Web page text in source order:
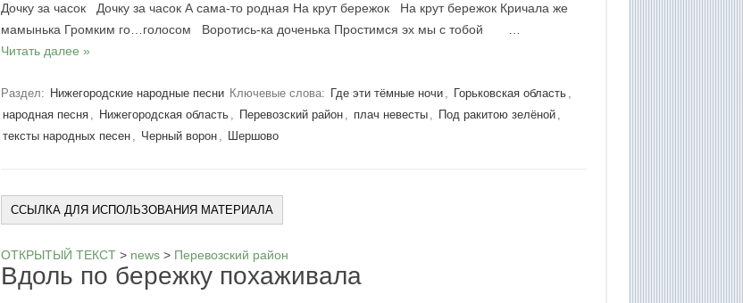
Дочку за часок Дочку за часок А сама-то родная На крут бережок На крут бережок Кричала же
мамынька Громким го…голосом Воротись-ка доченька Простимся эх мы с тобой …
Читать далее »
Раздел: Нижегородские народные песни Ключевые слова: Где эти тёмные ночи , Горьковская область ,
народная песня , Нижегородская область , Перевозский район , плач невесты , Под ракитою зелёной ,
тексты народных песен , Черный ворон , Шершово
ССЫЛКА ДЛЯ ИСПОЛЬЗОВАНИЯ МАТЕРИАЛА
ОТКРЫТЫЙ ТЕКСТ > news > Перевозский район
Вдоль по бережку похаживала